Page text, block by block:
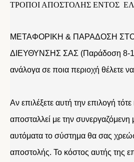
ΤΡΟΠΟΙ ΑΠΟΣΤΟΛΗΣ ΕΝΤΟΣ
ΜΕΤΑΦΟΡΙΚΗ & ΠΑΡΑΔΟΣΗ
ΔΙΕΥΘΥΝΣΗΣ ΣΑΣ (Παράδοση 8-10
ανάλογα σε ποια περιοχή θέλετε
Αν επιλέξετε αυτή την επιλογή
αποσταλλεί με την συνεργαζόμενη
αυτόματα το σύστημα θα σας
αποστολής. Το κόστος αυτής της